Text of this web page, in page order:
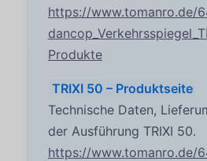
https://www.tomanro.de/
Produkte
TRIXI 50 – Produktseite
Technische Daten,
der Ausführung TRIXI 50.
https://www.tomanro.de/